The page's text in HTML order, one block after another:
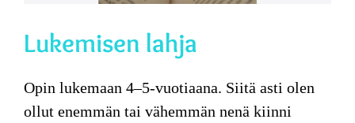
Lukemisen lahja
Opin lukemaan 4–5-vuotiaana. Siitä asti olen
ollut enemmän tai vähemmän nenä kiinni